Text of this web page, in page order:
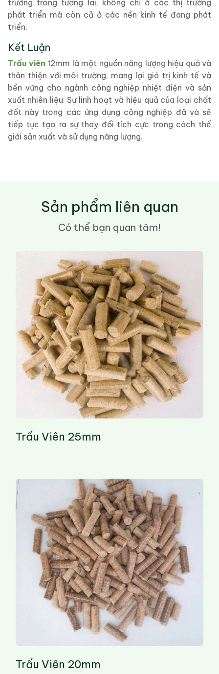
trưởng trong tương lai, không chỉ ở các thị trường
phát triển mà còn cả ở các nền kinh tế đang phát
triển.
Kết Luận
Trấu viên 12mm là một nguồn năng lượng hiệu quả và
thân thiện với môi trường, mang lại giá trị kinh tế và
bền vững cho ngành công nghiệp nhiệt điện và sản
xuất nhiên liệu. Sự linh hoạt và hiệu quả của loại chất
đốt này trong các ứng dụng công nghiệp đã và sẽ
tiếp tục tạo ra sự thay đổi tích cực trong cách thế
giới sản xuất và sử dụng năng lượng.
Sản phẩm liên quan
Có thể bạn quan tâm!
Trấu Viên 25mm
Trấu Viên 20mm